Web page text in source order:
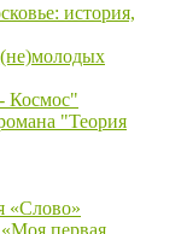
история,
Космос"
"Теория
«Слово»